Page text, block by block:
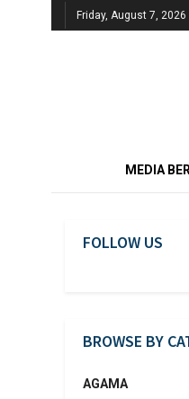
Friday, August 7, 2026
MEDIA
FOLLOW US
BROWSE BY
AGAMA